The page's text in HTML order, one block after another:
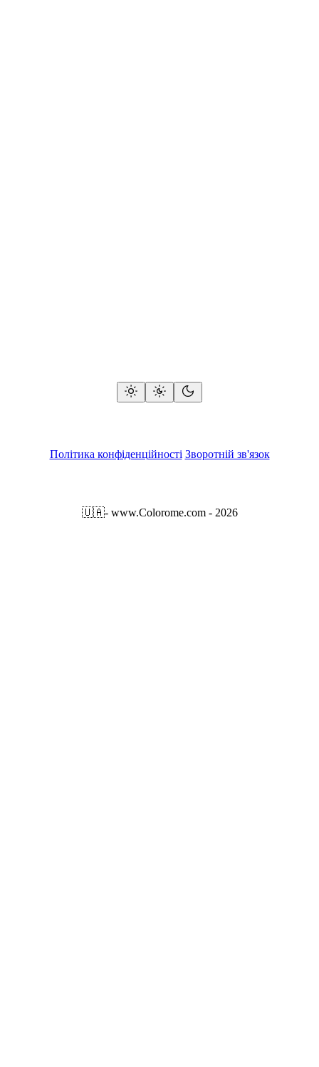
Політика конфіденційності Зворотній зв'язок
🇺🇦- www.Colorome.com - 2026